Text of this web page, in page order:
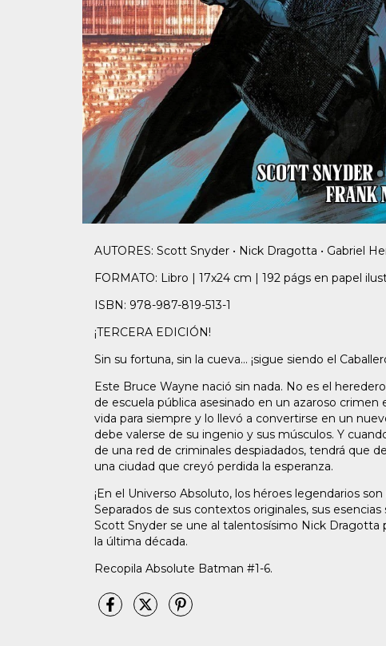
AUTORES: Scott Snyder • Nick Dragotta • Gabriel
FORMATO: Libro | 17x24 cm | 192 págs en papel
ISBN: 978-987-819-513-1
¡TERCERA EDICIÓN!
Sin su fortuna, sin la cueva... ¡sigue siendo el
Este Bruce Wayne nació sin nada. No es el
de escuela pública asesinado en un azaroso
vida para siempre y lo llevó a convertirse en un
debe valerse de su ingenio y sus músculos. Y
de una red de criminales despiadados, tendrá que
una ciudad que creyó perdida la esperanza.
¡En el Universo Absoluto, los héroes legendarios
Separados de sus contextos originales, sus
Scott Snyder se une al talentosísimo Nick Dragotta
la última década.
Recopila Absolute Batman #1-6.